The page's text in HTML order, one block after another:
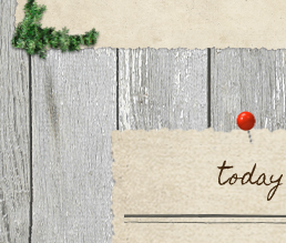
today